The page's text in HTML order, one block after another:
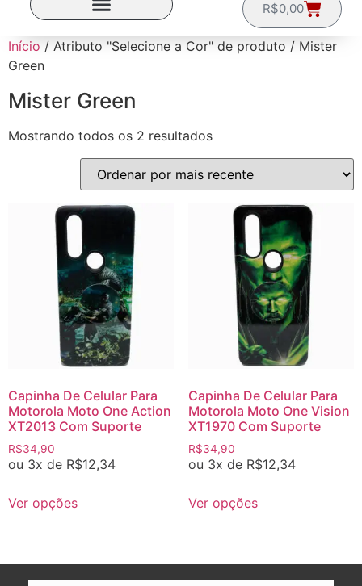
R$0,00
Início / Atributo "Selecione a Cor" de produto / Mister
Green
Mister Green
Mostrando todos os 2 resultados
Capinha De Celular Para
Motorola Moto One Action
XT2013 Com Suporte
R$34,90
ou 3x de R$12,34
Ver opções
Capinha De Celular Para
Motorola Moto One Vision
XT1970 Com Suporte
R$34,90
ou 3x de R$12,34
Ver opções